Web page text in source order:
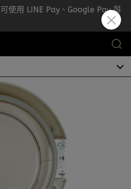
使用 LINE Pay、Google Pay 與